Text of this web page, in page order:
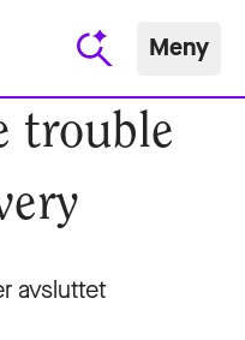
Meny
trouble
avsluttet